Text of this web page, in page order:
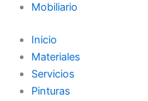
Mobiliario
Inicio
Materiales
Servicios
Pinturas